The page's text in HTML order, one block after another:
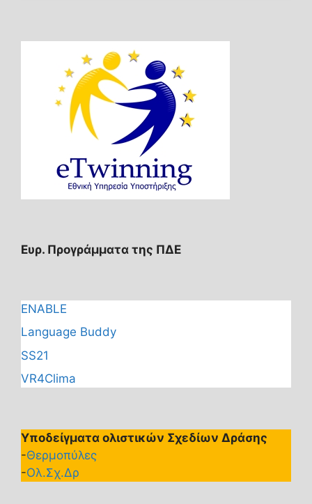
Ευρ. Προγράμματα της ΠΔΕ
ENABLE
Language Buddy
SS21
VR4Clima
Υποδείγματα ολιστικών Σχεδίων Δράσης
-Θερμοπύλες
-Ολ.Σχ.Δρ